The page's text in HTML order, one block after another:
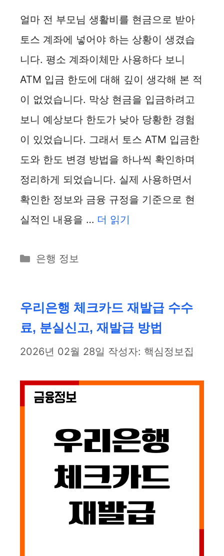
얼마 전 부모님 생활비를 현금으로 받아
토스 계좌에 넣어야 하는 상황이 생겼습
니다. 평소 계좌이체만 사용하다 보니
ATM 입금 한도에 대해 깊이 생각해 본 적
이 없었습니다. 막상 현금을 입금하려고
보니 예상보다 한도가 낮아 당황한 경험
이 있었습니다. 그래서 토스 ATM 입금한
도와 한도 변경 방법을 하나씩 확인하며
정리하게 되었습니다. 실제 사용하면서
확인한 정보와 금융 규정을 기준으로 현
실적인 내용을 … 더 읽기
카
리
은행 정보
우리은행 체크카드 재발급 수수
료, 분실신고, 재발급 방법
2026년 02월 28일 작성자: 핵심정보집